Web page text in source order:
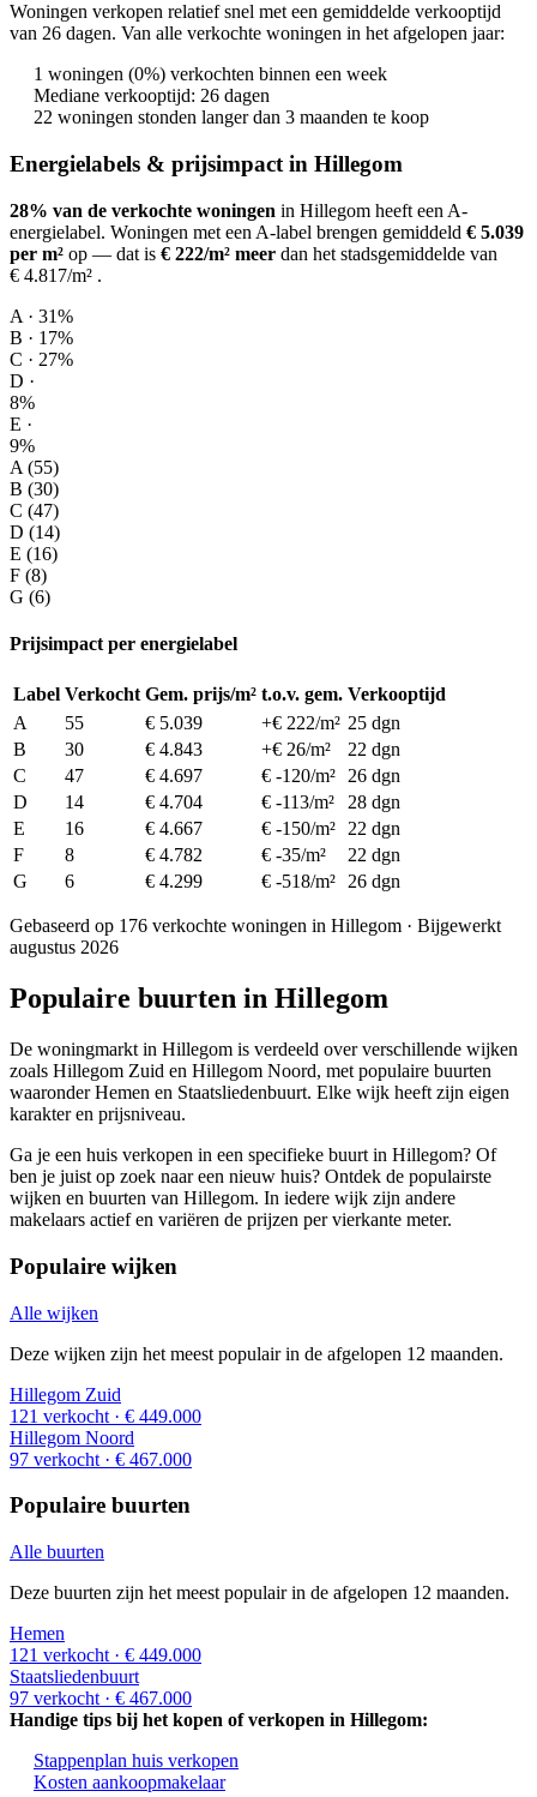
Woningen verkopen relatief snel met een gemiddelde verkooptijd
van 26 dagen. Van alle verkochte woningen in het afgelopen jaar:
1 woningen (0%) verkochten binnen een week
Mediane verkooptijd: 26 dagen
22 woningen stonden langer dan 3 maanden te koop
Energielabels & prijsimpact in Hillegom
28% van de verkochte woningen in Hillegom heeft een A-
energielabel. Woningen met een A-label brengen gemiddeld € 5.039
per m² op — dat is € 222/m² meer dan het stadsgemiddelde van
€ 4.817/m² .
A · 31%
B · 17%
C · 27%
D ·
8%
E ·
9%
A (55)
B (30)
C (47)
D (14)
E (16)
F (8)
G (6)
Prijsimpact per energielabel
Label Verkocht Gem. prijs/m² t.o.v. gem. Verkooptijd
A
55 € 5.039 +€ 222/m² 25 dgn
B
30 € 4.843 +€ 26/m²
22 dgn
C
47 € 4.697 € -120/m²
26 dgn
D
14 € 4.704 € -113/m²
28 dgn
E
16 € 4.667 € -150/m²
22 dgn
F
8 € 4.782 € -35/m²
22 dgn
G
6 € 4.299 € -518/m² 26 dgn
Gebaseerd op 176 verkochte woningen in Hillegom · Bijgewerkt
augustus 2026
Populaire buurten in Hillegom
De woningmarkt in Hillegom is verdeeld over verschillende wijken
zoals Hillegom Zuid en Hillegom Noord, met populaire buurten
waaronder Hemen en Staatsliedenbuurt. Elke wijk heeft zijn eigen
karakter en prijsniveau.
Ga je een huis verkopen in een specifieke buurt in Hillegom? Of
ben je juist op zoek naar een nieuw huis? Ontdek de populairste
wijken en buurten van Hillegom. In iedere wijk zijn andere
makelaars actief en variëren de prijzen per vierkante meter.
Populaire wijken
Alle wijken
Deze wijken zijn het meest populair in de afgelopen 12 maanden.
Hillegom Zuid
121 verkocht · € 449.000
Hillegom Noord
97 verkocht · € 467.000
Populaire buurten
Alle buurten
Deze buurten zijn het meest populair in de afgelopen 12 maanden.
Hemen
121 verkocht · € 449.000
Staatsliedenbuurt
97 verkocht · € 467.000
Handige tips bij het kopen of verkopen in Hillegom:
Stappenplan huis verkopen
Kosten aankoopmakelaar